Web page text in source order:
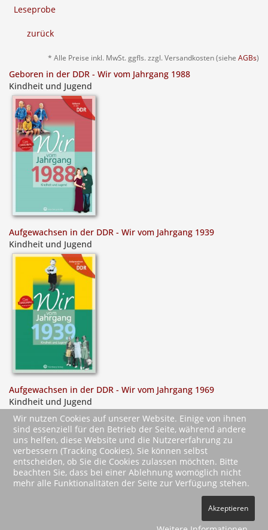
Leseprobe
zurück
* Alle Preise inkl. MwSt. ggfls. zzgl. Versandkosten (siehe AGBs)
Geboren in der DDR - Wir vom Jahrgang 1988
Kindheit und Jugend
Aufgewachsen in der DDR - Wir vom Jahrgang 1939
Kindheit und Jugend
Aufgewachsen in der DDR - Wir vom Jahrgang 1969
Kindheit und Jugend
Vertrag widerrufen
Wir nutzen Cookies auf unserer Website. Einige von ihnen
sind essenziell für den Betrieb der Seite, während andere
uns helfen, diese Website und die Nutzererfahrung zu
verbessern (Tracking Cookies). Sie können selbst
entscheiden, ob Sie die Cookies zulassen möchten. Bitte
beachten Sie, dass bei einer Ablehnung womöglich nicht
mehr alle Funktionalitäten der Seite zur Verfügung stehen.
Akzeptieren